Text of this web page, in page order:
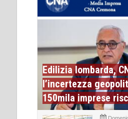
Edilizia lombarda,
l’incertezza
150mila imprese